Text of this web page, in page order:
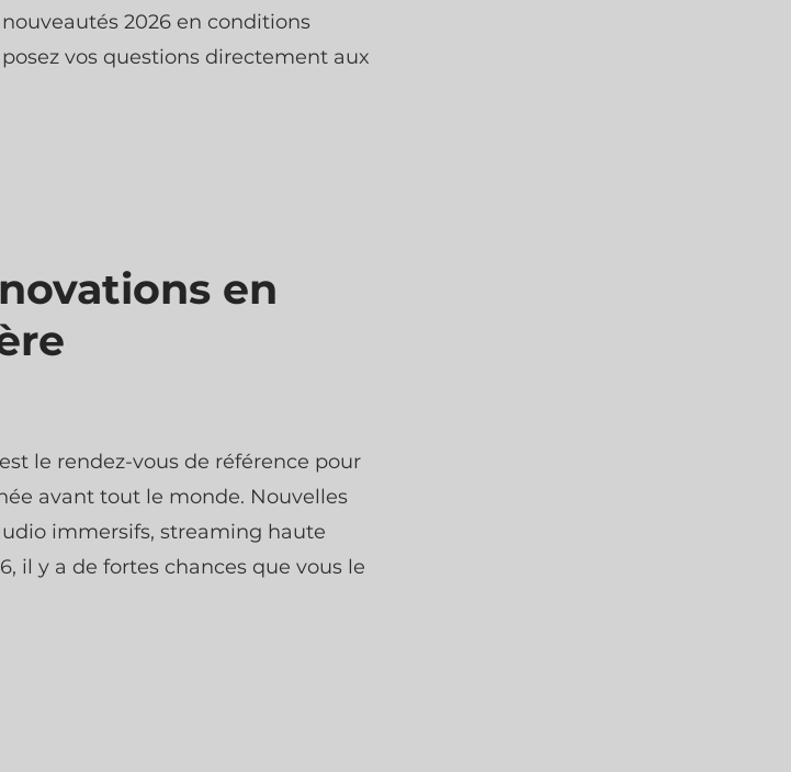
2026 en conditions
vos questions directement aux
en
le rendez-vous de référence pour
avant tout le monde. Nouvelles
immersifs, streaming haute
il y a de fortes chances que vous le